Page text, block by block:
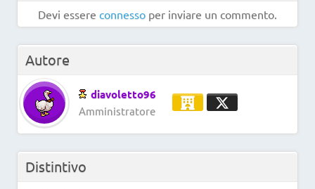
Devi essere connesso per inviare un commento.
Autore
diavoletto96
Amministratore
Distintivo